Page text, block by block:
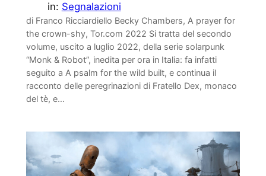
in: Segnalazioni
di Franco Ricciardiello Becky Chambers, A prayer for
the crown-shy, Tor.com 2022 Si tratta del secondo
volume, uscito a luglio 2022, della serie solarpunk
“Monk & Robot”, inedita per ora in Italia: fa infatti
seguito a A psalm for the wild built, e continua il
racconto delle peregrinazioni di Fratello Dex, monaco
del tè, e…